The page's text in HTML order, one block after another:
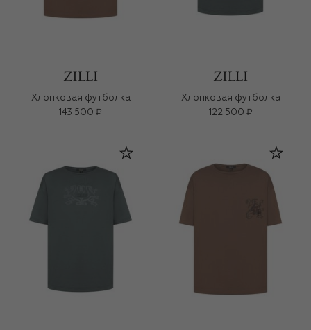
Хлопковая футболка
143 500 ₽
Хлопковая футболка
122 500 ₽